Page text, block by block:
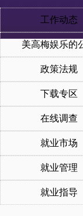
工作动态
美高梅娱乐的
政策法规
下载专区
在线调查
就业市场
就业管理
就业指导